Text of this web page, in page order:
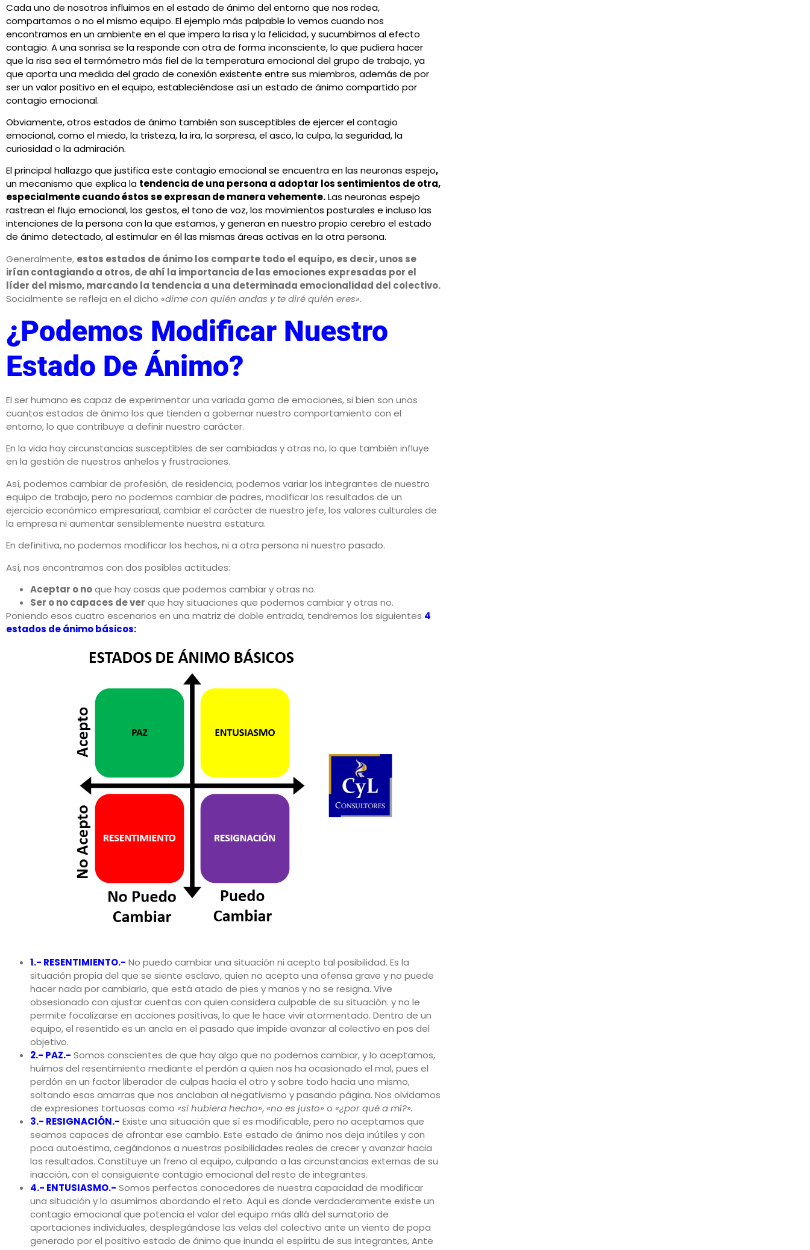
Cada uno de nosotros influimos en el estado de ánimo del entorno que nos rodea,
compartamos o no el mismo equipo. El ejemplo más palpable lo vemos cuando nos
encontramos en un ambiente en el que impera la risa y la felicidad, y sucumbimos al efecto
contagio. A una sonrisa se la responde con otra de forma inconsciente, lo que pudiera hacer
que la risa sea el termómetro más fiel de la temperatura emocional del grupo de trabajo, ya
que aporta una medida del grado de conexión existente entre sus miembros, además de por
ser un valor positivo en el equipo, estableciéndose así un estado de ánimo compartido por
contagio emocional.
Obviamente, otros estados de ánimo también son susceptibles de ejercer el contagio
emocional, como el miedo, la tristeza, la ira, la sorpresa, el asco, la culpa, la seguridad, la
curiosidad o la admiración.
El principal hallazgo que justifica este contagio emocional se encuentra en las neuronas espejo,
un mecanismo que explica la tendencia de una persona a adoptar los sentimientos de otra,
especialmente cuando éstos se expresan de manera vehemente.Las neuronas espejo
rastrean el flujo emocional, los gestos, el tono de voz, los movimientos posturales e incluso las
intenciones de la persona con la que estamos, y generan en nuestro propio cerebro el estado
de ánimo detectado, al estimular en él las mismas áreas activas en la otra persona.
Generalmente, estos estados de ánimo los comparte todo el equipo, es decir, unos se
irían contagiando a otros, de ahí la importancia de las emociones expresadas por el
líder del mismo, marcando la tendencia a una determinada emocionalidad del colectivo.
Socialmente se refleja en el dicho «dime con quién andas y te diré quién eres».
¿Podemos Modificar Nuestro
Estado De Ánimo?
El ser humano es capaz de experimentar una variada gama de emociones, si bien son unos
cuantos estados de ánimo los que tienden a gobernar nuestro comportamiento con el
entorno, lo que contribuye a definir nuestro carácter.
En la vida hay circunstancias susceptibles de ser cambiadas y otras no, lo que también influye
en la gestión de nuestros anhelos y frustraciones.
Así, podemos cambiar de profesión, de residencia, podemos variar los integrantes de nuestro
equipo de trabajo, pero no podemos cambiar de padres, modificar los resultados de un
ejercicio económico empresariaal, cambiar el carácter de nuestro jefe, los valores culturales de
la empresa ni aumentar sensiblemente nuestra estatura.
En definitiva, no podemos modificar los hechos, ni a otra persona ni nuestro pasado.
Así, nos encontramos con dos posibles actitudes:
Aceptar o noque hay cosas que podemos cambiar y otras no.
Ser o no capaces de ver que hay situaciones que podemos cambiar y otras no.
Poniendo esos cuatro escenarios en una matriz de doble entrada, tendremos los siguientes 4
estados de ánimo básicos:
1.- RESENTIMIENTO.- No puedo cambiar una situación ni acepto tal posibilidad. Es la
situación propia del que se siente esclavo, quien no acepta una ofensa grave y no puede
hacer nada por cambiarlo, que está atado de pies y manos y no se resigna. Vive
obsesionado con ajustar cuentas con quien considera culpable de su situación. y no le
permite focalizarse en acciones positivas, lo que le hace vivir atormentado. Dentro de un
equipo, el resentido es un ancla en el pasado que impide avanzar al colectivo en pos del
objetivo.
2.- PAZ.- Somos conscientes de que hay algo que no podemos cambiar, y lo aceptamos,
huímos del resentimiento mediante el perdón a quien nos ha ocasionado el mal, pues el
perdón en un factor liberador de culpas hacia el otro y sobre todo hacia uno mismo,
soltando esas amarras que nos anclaban al negativismo y pasando página. Nos olvidamos
de expresiones tortuosas como «si hubiera hecho»,«no es justo» o «¿por qué a mí?».
3.- RESIGNACIÓN.- Existe una situación que sí es modificable, pero no aceptamos que
seamos capaces de afrontar ese cambio. Este estado de ánimo nos deja inútiles y con
poca autoestima, cegándonos a nuestras posibilidades reales de crecer y avanzar hacia
los resultados. Constituye un freno al equipo, culpando a las circunstancias externas de su
inacción, con el consiguiente contagio emocional del resto de integrantes.
4.- ENTUSIASMO.- Somos perfectos conocedores de nuestra capacidad de modificar
una situación y lo asumimos abordando el reto. Aquí es donde verdaderamente existe un
contagio emocional que potencia el valor del equipo más allá del sumatorio de
aportaciones individuales, desplegándose las velas del colectivo ante un viento de popa
generado por el positivo estado de ánimo que inunda el espíritu de sus integrantes, Ante